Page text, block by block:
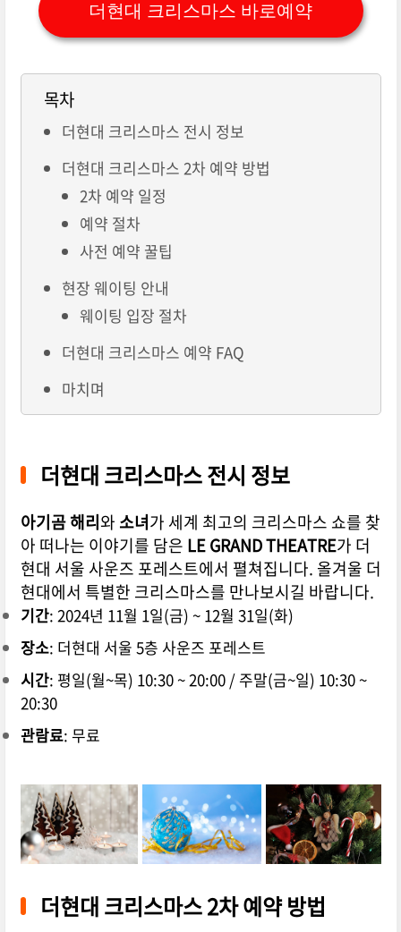
더현대 크리스마스 바로예약
목차
더현대 크리스마스 전시 정보
더현대 크리스마스 2차 예약 방법
2차 예약 일정
예약 절차
사전 예약 꿀팁
현장 웨이팅 안내
웨이팅 입장 절차
더현대 크리스마스 예약 FAQ
마치며
더현대 크리스마스 전시 정보
아기곰 해리와 소녀가 세계 최고의 크리스마스 쇼를 찾
아 떠나는 이야기를 담은 LE GRAND THEATRE가 더
현대 서울 사운즈 포레스트에서 펼쳐집니다. 올겨울 더
현대에서 특별한 크리스마스를 만나보시길 바랍니다.
기간: 2024년 11월 1일(금) ~ 12월 31일(화)
장소: 더현대 서울 5층 사운즈 포레스트
시간: 평일(월~목) 10:30 ~ 20:00 / 주말(금~일) 10:30 ~
20:30
관람료: 무료
더현대 크리스마스 2차 예약 방법